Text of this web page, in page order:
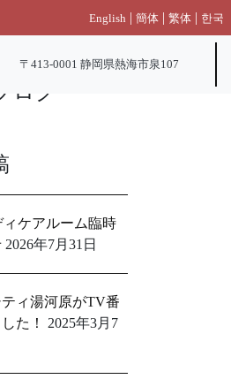
English | 簡体 | 繁体 | 한국
〒413-0001 静岡県熱海市泉107
ログ
ィケアルーム臨時
2026年7月31日
ィ湯河原がTV番
た！
2025年3月7